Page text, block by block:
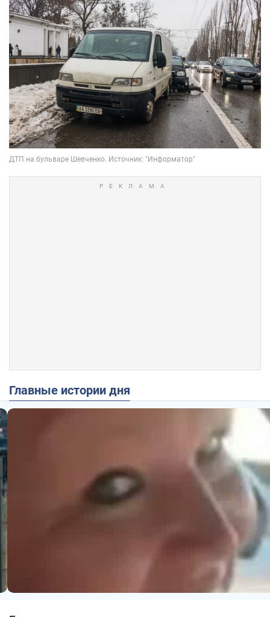
Главные истории дня